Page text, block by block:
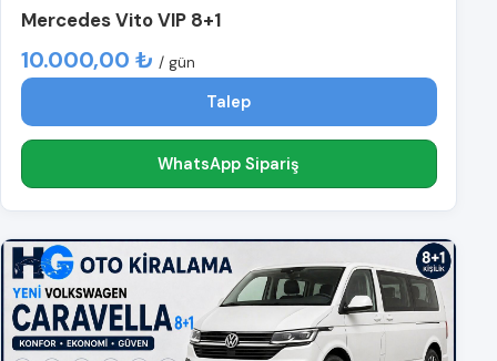
Mercedes Vito VIP 8+1
10.000,00 ₺ / gün
Talep
WhatsApp Sipariş